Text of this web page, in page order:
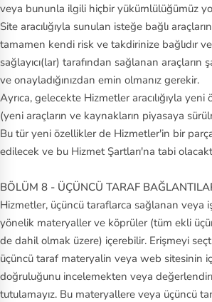
veya bununla ilgili hiçbir yükümlülüğümüz
Site aracılığıyla sunulan isteğe bağlı
tamamen kendi risk ve takdirinize bağlıdır
sağlayıcı(lar) tarafından sağlanan araçların
ve onayladığınızdan emin olmanız gerekir.
Ayrıca, gelecekte Hizmetler aracılığıyla
(yeni araçların ve kaynakların piyasaya
Bu tür yeni özellikler de Hizmetler'in bir
edilecek ve bu Hizmet Şartları'na tabi
BÖLÜM 8 - ÜÇÜNCÜ TARAF
Hizmetler, üçüncü taraflarca sağlanan veya
yönelik materyaller ve köprüler (tüm ekli
de dahil olmak üzere) içerebilir. Erişmeyi
üçüncü taraf materyalin veya web sitesinin
doğruluğunu incelemekten veya
tutulamayız. Bu materyallere veya üçüncü